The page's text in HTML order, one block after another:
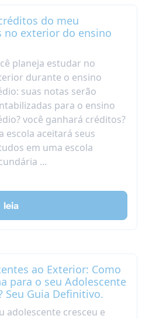
do meu
no exterior do ensino
planeja estudar no
durante o ensino
suas notas serão
para o ensino
você ganhará créditos?
escola aceitará seus
em uma escola
...
leia
ao Exterior: Como
para o seu Adolescente
Seu Guia Definitivo.
adolescente cresceu e